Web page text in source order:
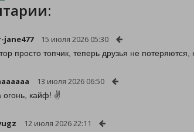
jane477 15 июля 2026 05:30
просто топчик, теперь друзья не потеряются,
13 июля 2026 06:50
огонь, кайф! ✌️
12 июля 2026 22:11